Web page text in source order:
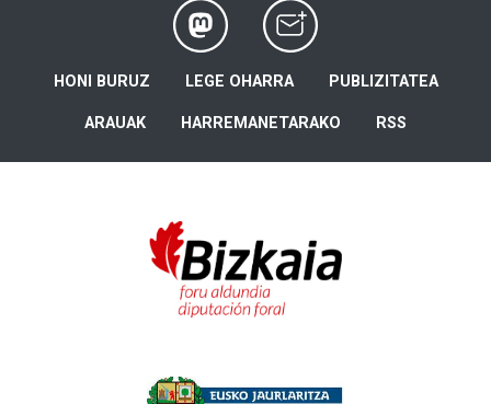
HONI BURUZ LEGE OHARRA PUBLIZITATEA
ARAUAK HARREMANETARAKO RSS